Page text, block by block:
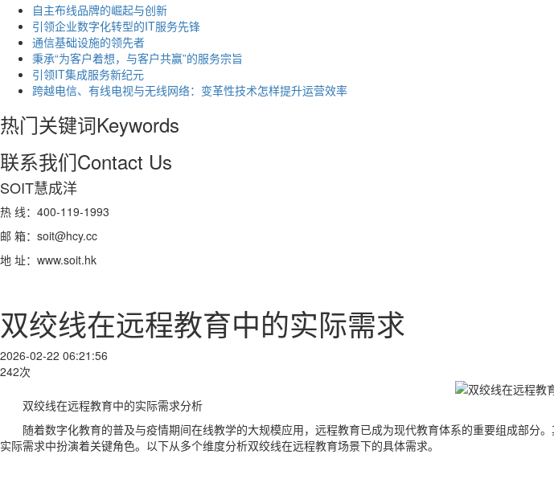
自主布线品牌的崛起与创新
引领企业数字化转型的IT服务先锋
通信基础设施的领先者
秉承“为客户着想，与客户共赢”的服务宗旨
引领IT集成服务新纪元
跨越电信、有线电视与无线网络：变革性技术怎样提升运营效率
热门关键词Keywords
联系我们Contact Us
SOIT慧成洋
热 线：400-119-1993
邮 箱：soit@hcy.cc
地 址：www.soit.hk
双绞线在远程教育中的实际需求
2026-02-22 06:21:56
242次
双绞线在远程教育中的实际需求分析
随着数字化教育的普及与疫情期间在线教学的大规模应用，远程教育已成为现代教育体系的重要组成部
实际需求中扮演着关键角色。以下从多个维度分析双绞线在远程教育场景下的具体需求。